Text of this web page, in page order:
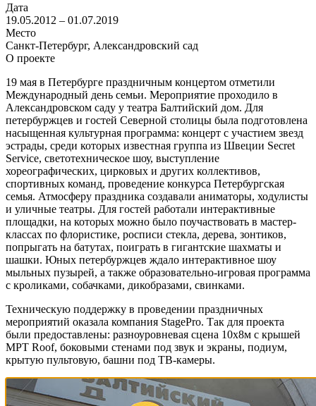
Дата
19.05.2012 – 01.07.2019
Место
Санкт-Петербург, Александровский сад
О проекте
19 мая в Петербурге праздничным концертом отметили
Международный день семьи. Мероприятие проходило в
Александровском саду у театра Балтийский дом. Для
петербуржцев и гостей Северной столицы была подготовлена
насыщенная культурная программа: концерт с участием звезд
эстрады, среди которых известная группа из Швеции Secret
Service, светотехническое шоу, выступление
хореографических, цирковых и других коллективов,
спортивных команд, проведение конкурса Петербургская
семья. Атмосферу праздника создавали аниматоры, ходулисты
и уличные театры. Для гостей работали интерактивные
площадки, на которых можно было поучаствовать в мастер-
классах по флористике, росписи стекла, дерева, зонтиков,
попрыгать на батутах, поиграть в гигантские шахматы и
шашки. Юных петербуржцев ждало интерактивное шоу
мыльных пузырей, а также образовательно-игровая программа
с кроликами, собачками, дикобразами, свинками.
Техническую поддержку в проведении праздничных
мероприятий оказала компания StagePro. Так для проекта
были предоставлены: разноуровневая сцена 10х8м с крышей
MPT Roof, боковыми стенами под звук и экраны, подиум,
крытую пультовую, башни под ТВ-камеры.